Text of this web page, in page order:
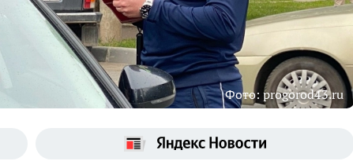
Фото: progorod43.ru